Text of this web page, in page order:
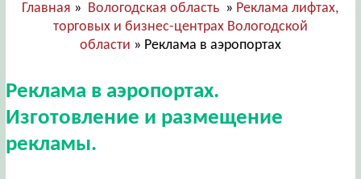
Главная » Вологодская область » Реклама лифтах,
торговых и бизнес-центрах Вологодской
области » Реклама в аэропортах
Реклама в аэропортах.
Изготовление и размещение
рекламы.